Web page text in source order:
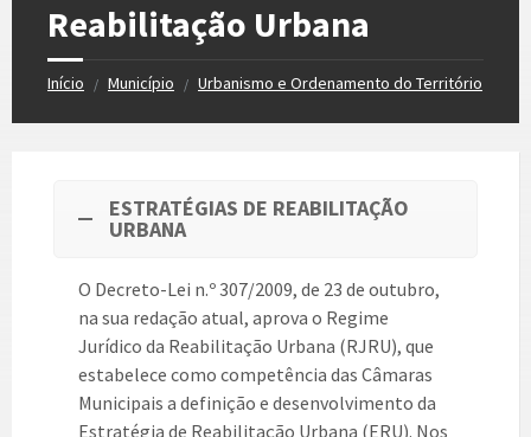
Reabilitação Urbana
Início / Município / Urbanismo e Ordenamento do Território
ESTRATÉGIAS DE REABILITAÇÃO
URBANA
O Decreto-Lei n.º 307/2009, de 23 de outubro,
na sua redação atual, aprova o Regime
Jurídico da Reabilitação Urbana (RJRU), que
estabelece como competência das Câmaras
Municipais a definição e desenvolvimento da
Estratégia de Reabilitação Urbana (ERU). Nos